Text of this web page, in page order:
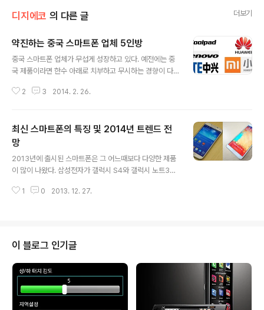
디지에코 의 다른 글 더보기
약진하는 중국 스마트폰 업체 5인방
중국 스마트폰 업체가 무섭게 성장하고 있다. 예전에는 중
국 제품이라면 한수 아래로 치부하고 무시하는 경향이 다
가 제품으로만 분류하기 어려운 높은 수준의 제품들도 많
성장세에 대한 전망 및 이들이 가지고 있는 경쟁력에 대해
살펴보고자 한다. I. 급격한 성장세의 중국 스마트폰 업체들
최근 중국 스마트폰 업체들이 급격히 성장하고 있다. 짝퉁
및 저사양 저가 스마트폰을 주로 제조, 판매하던 모습도 최
모방해서 만들어 파는데 주력을 하곤 했지만 근래에는 이
2 3 2014. 2. 26.
최신 스마트폰의 특징 및 2014년 트렌드 전
망
2013년에 출시된 스마트폰은 그 어느때보다 다양한 제품
이 많이 나왔다. 삼성전자가 갤럭시 S4와 갤럭시 노트3의
구에 맞는 특화 모델을 출시함으로써 스마트폰 시장에서
와 다르지 않았지만 애플의 아이폰 멀티 모델 출시는 새로
운 시도였다. 하지만 아이폰5C는 아이폰5S보다 낮은 성
능에 가격 차이는 적어 똑똑한 소비자들의 선택을 얻지 못
하고 말았다. 내년에 출시될 아이폰5C의 후속 모델에 대한
전략적 변화가 필요하다고 할 수 있다. [애플 아이폰5S] [
애플 아이폰5C] 애플이 아..
1 0 2013. 12. 27.
이 블로그 인기글